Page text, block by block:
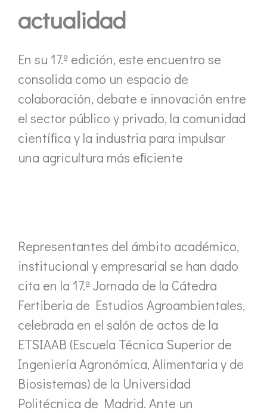
actualidad
En su 17.ª edición, este encuentro se
consolida como un espacio de
colaboración, debate e innovación entre
el sector público y privado, la comunidad
cientíﬁca y la industria para impulsar
una agricultura más eﬁciente
Representantes del ámbito académico,
institucional y empresarial se han dado
cita en la 17.ª Jornada de la Cátedra
Fertiberia de Estudios Agroambientales,
celebrada en el salón de actos de la
ETSIAAB (Escuela Técnica Superior de
Ingeniería Agronómica, Alimentaria y de
Biosistemas) de la Universidad
Politécnica de Madrid. Ante un